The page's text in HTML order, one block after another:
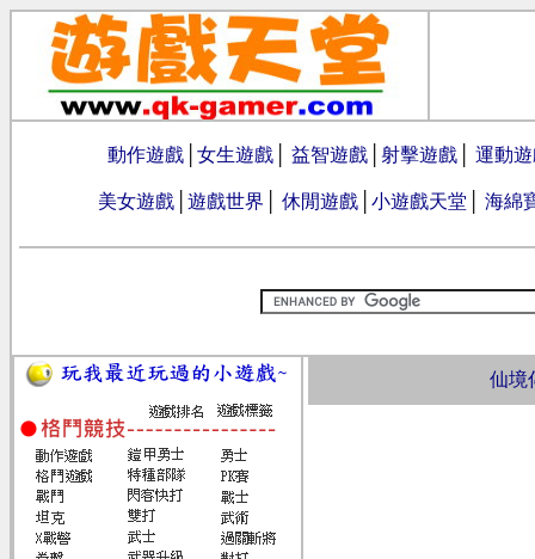
動作遊戲 女生遊戲 益智遊戲 射擊遊戲 運動
美女遊戲 遊戲世界 休閒遊戲 小遊戲天堂 海綿
仙境